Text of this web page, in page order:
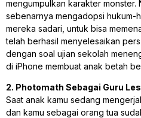
mengumpulkan karakter monster.
sebenarnya mengadopsi hukum-
mereka sadari, untuk bisa
telah berhasil menyelesaikan
dengan soal ujian sekolah
di iPhone membuat anak betah
2. Photomath Sebagai Guru
Saat anak kamu sedang
dan kamu sebagai orang tua